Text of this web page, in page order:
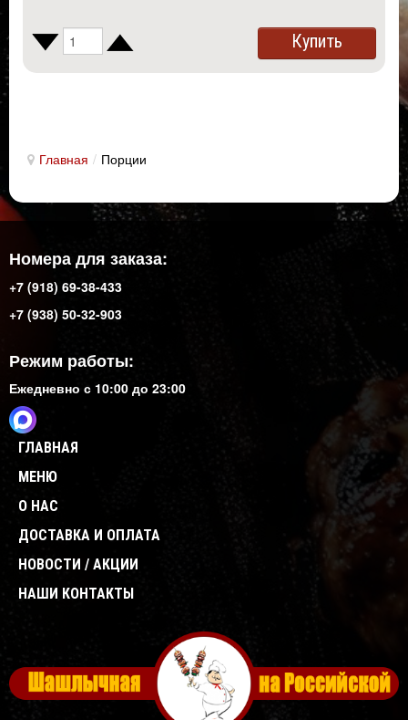
Купить
Главная / Порции
Номера для заказа:
+7 (918) 69-38-433
+7 (938) 50-32-903
Режим работы:
Ежедневно с 10:00 до 23:00
ГЛАВНАЯ
МЕНЮ
О НАС
ДОСТАВКА И ОПЛАТА
НОВОСТИ / АКЦИИ
НАШИ КОНТАКТЫ